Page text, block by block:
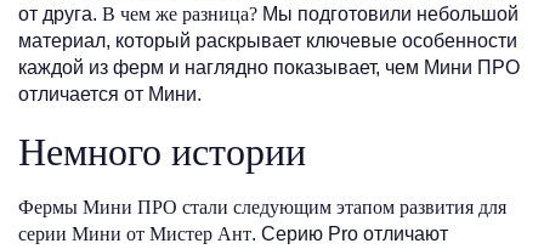
от друга. В чем же разница? Мы подготовили небольшой
материал, который раскрывает ключевые особенности
каждой из ферм и наглядно показывает, чем Мини ПРО
отличается от Мини.
Немного истории
Фермы Мини ПРО стали следующим этапом развития для
серии Мини от Мистер Ант. Серию Pro отличают